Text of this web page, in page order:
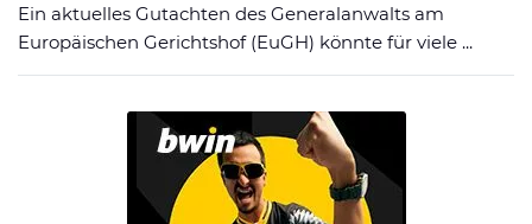
Ein aktuelles Gutachten des Generalanwalts am
Europäischen Gerichtshof (EuGH) könnte für viele ...